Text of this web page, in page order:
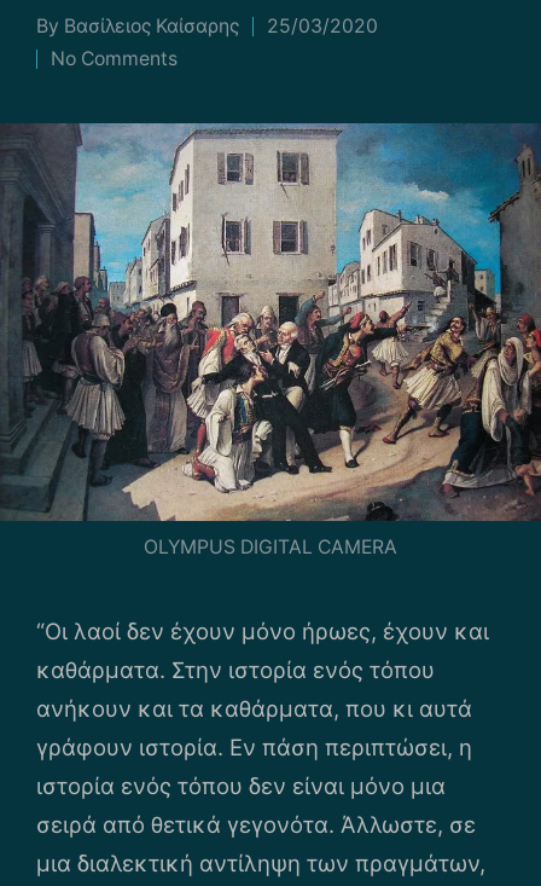
Posted
by
By Βασίλειος Καίσαρης
25/03/2020
No Comments
OLYMPUS DIGITAL CAMERA
“Οι λαοί δεν έχουν μόνο ήρωες, έχουν και
καθάρματα. Στην ιστορία ενός τόπου
ανήκουν και τα καθάρματα, που κι αυτά
γράφουν ιστορία. Εν πάση περιπτώσει, η
ιστορία ενός τόπου δεν είναι μόνο μια
σειρά από θετικά γεγονότα. Άλλωστε, σε
μια διαλεκτική αντίληψη των πραγμάτων,